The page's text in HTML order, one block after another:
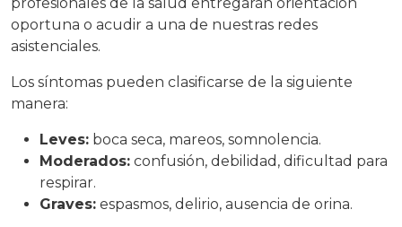
oportuna o acudir a una de nuestras redes
asistenciales.
Los síntomas pueden clasificarse de la siguiente
manera:
Leves: boca seca, mareos, somnolencia.
Moderados: confusión, debilidad, dificultad para
respirar.
Graves: espasmos, delirio, ausencia de orina.